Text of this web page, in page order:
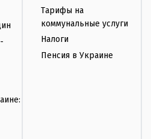
Тарифы на
коммунальные услуги
Налоги
Пенсия в Украине